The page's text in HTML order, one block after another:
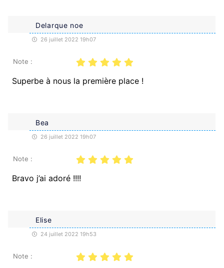
Delarque noe
26 juillet 2022 19h07
Note :
Superbe à nous la première place !
Bea
26 juillet 2022 19h07
Note :
Bravo j’ai adoré !!!!
Elise
24 juillet 2022 19h53
Note :